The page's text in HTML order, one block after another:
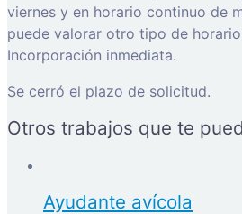
viernes y en horario continuo de
puede valorar otro tipo de
Incorporación inmediata.
Se cerró el plazo de solicitud.
Otros trabajos que te
Ayudante avícola